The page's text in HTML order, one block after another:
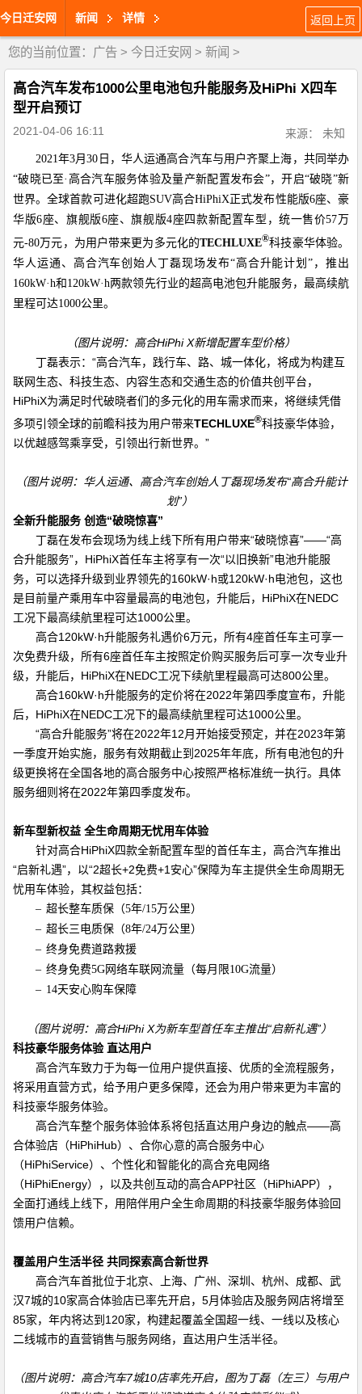
今日迁安网 新闻 详情 返回上页
您的当前位置： 广告 > 今日迁安网 > 新闻 >
高合汽车发布1000公里电池包升能服务及HiPhi X四车
型开启预订
2021-04-06 16:11 来源： 未知
2021年3月30 日，华人运通高合汽车与用户齐聚上海，共同举办
“破晓已至·高合汽车服务体验及量产新配置发布会”，开启“破晓”新
世界。全球首款可进化超跑SUV高合HiPhiX正式发布性能版6座、豪
华版6座、旗舰版6座、旗舰版4座四款新配置车型，统一售价57 万
元-80万元，为用户带来更为多元化的TECHLUXE®科技豪华体验。
华人运通、高合汽车创始人丁磊现场发布“高合升能计划”，推出
160kW·h和120kW·h两款领先行业的超高电池包升能服务，最高续航
里程可达1000公里。
（图片说明：高合HiPhi X新增配置车型价格）
丁磊表示：“高合汽车，践行车、路、城一体化，将成为构建互
联网生态、科技生态、内容生态和交通生态的价值共创平台，
HiPhiX为满足时代破晓者们的多元化的用车需求而来，将继续凭借
多项引领全球的前瞻科技为用户带来TECHLUXE®科技豪华体验，
以优越感驾乘享受，引领出行新世界。”
（图片说明：华人运通、高合汽车创始人丁磊现场发布“高合升能计
划”）
全新升能服务 创造“破晓惊喜”
丁磊在发布会现场为线上线下所有用户带来“破晓惊喜”——“高
合升能服务”， HiPhiX首任车主将享有一次“以旧换新”电池升能服
务，可以选择升级到业界领先的160kW·h或120kW·h电池包，这也
是目前量产乘用车中容量最高的电池包，升能后， HiPhiX在NEDC
工况下最高续航里程可达1000公里。
高合120kW·h升能服务礼遇价6万元，所有4座首任车主可享一
次免费升级，所有6座首任车主按照定价购买服务后可享一次专业升
级，升能后， HiPhiX在NEDC工况下续航里程最高可达800公里。
高合160kW·h升能服务的定价将在2022年第四季度宣布，升能
后， HiPhiX在NEDC工况下的最高续航里程可达1000公里。
“高合升能服务”将在2022年12月开始接受预定，并在2023年第
一季度开始实施，服务有效期截止到 2025年年底，所有电池包的升
级更换将在全国各地的高合服务中心按照严格标准统一执行。具体
服务细则将在2022年第四季度发布。
新车型新权益 全生命周期无忧用车体验
针对高合HiPhiX四款全新配置车型的首任车主，高合汽车推出
“启新礼遇”，以“2超长+2免费+1安心”保障为车主提供全生命周期无
忧用车体验，其权益包括：
– 超长整车质保（5年/15万公里）
– 超长三电质保（8年/24万公里）
– 终身免费道路救援
– 终身免费5G网络车联网流量（每月限10G流量）
– 14天安心购车保障
（图片说明：高合HiPhi X为新车型首任车主推出“启新礼遇”）
科技豪华服务体验 直达用户
高合汽车致力于为每一位用户提供直接、优质的全流程服务，
将采用直营方式，给予用户更多保障，还会为用户带来更为丰富的
科技豪华服务体验。
高合汽车整个服务体验体系将包括直达用户身边的触点——高
合体验店（HiPhiHub）、合你心意的高合服务中心
（HiPhiService）、个性化和智能化的高合充电网络
（HiPhiEnergy），以及共创互动的高合APP社区（HiPhiAPP），
全面打通线上线下，用陪伴用户全生命周期的科技豪华服务体验回
馈用户信赖。
覆盖用户生活半径 共同探索高合新世界
高合汽车首批位于北京、上海、广州、深圳、杭州、成都、武
汉7城的10家高合体验店已率先开启， 5月体验店及服务网店将增至
85家，年内将达到 120家，构建起覆盖全国超一线、一线以及核心
二线城市的直营销售与服务网络，直达用户生活半径。
（图片说明：高合汽车7城10店率先开启，图为丁磊（左三）与用户